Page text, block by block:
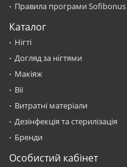
Правила програми Sofibonus
Каталог
Нігті
Догляд за нігтями
Макіяж
Вії
Витратні матеріали
Дезінфекція та стерилізація
Бренди
Особистий кабінет